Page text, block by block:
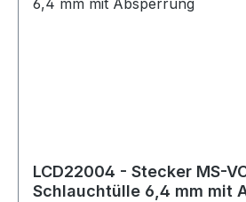
LCD22004 - Stecker MS-
Schlauchtülle 6,4 mm mit